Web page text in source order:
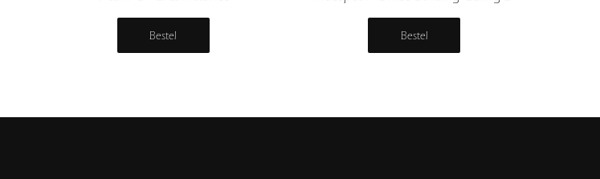
Bestel Bestel